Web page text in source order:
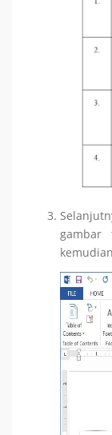
gambar